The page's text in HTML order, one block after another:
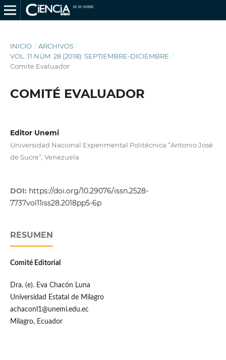
INICIO / ARCHIVOS /
VOL. 11 NÚM. 28 (2018): SEPTIEMBRE-DICIEMBRE /
Comite Evaluador
COMITÉ EVALUADOR
Editor Unemi
Universidad Nacional Experimental Politécnica “Antonio José
de Sucre”, Venezuela
DOI: https://doi.org/10.29076/issn.2528-
7737vol11iss28.2018pp5-6p
RESUMEN
Comité Editorial
Dra. (e). Eva Chacón Luna
Universidad Estatal de Milagro
achaconl1@unemi.edu.ec
Milagro, Ecuador